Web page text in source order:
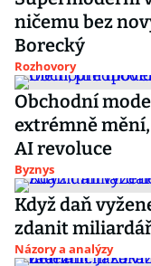
ničemu bez
Borecký
Rozhovory
Obchodní
extrémně
AI revoluce
Byznys
Když daň
zdanit
Názory a analýzy